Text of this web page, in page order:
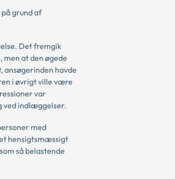
grund af
Det fremgik
at den øgede
ansøgerinden havde
i øvrigt ville være
var
ved indlæggelser.
med
hensigtsmæssigt
så belastende